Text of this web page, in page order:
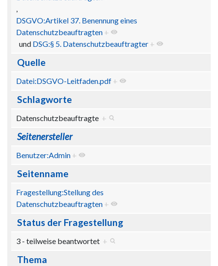
,
DSGVO:Artikel 37. Benennung eines
Datenschutzbeauftragten +
und DSG:§ 5. Datenschutzbeauftragter +
Quelle
Datei:DSGVO-Leitfaden.pdf +
Schlagworte
Datenschutzbeauftragte +
Seitenersteller
Benutzer:Admin +
Seitenname
Fragestellung:Stellung des
Datenschutzbeauftragten +
Status der Fragestellung
3 - teilweise beantwortet +
Thema